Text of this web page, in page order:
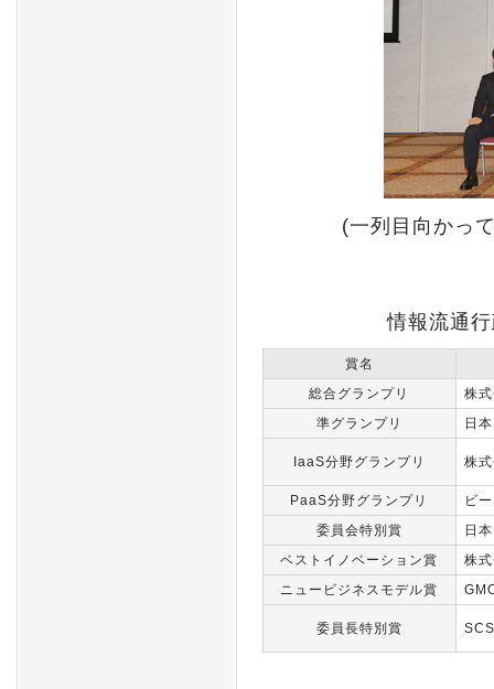
(一列目向か
情報流通
賞名
総合グランプリ
株
準グランプリ
日
IaaS分野グランプリ 株
PaaS分野グランプリ
ビ
委員会特別賞
日
ベストイノベーション賞
株
ニュービジネスモデル賞
委員長特別賞